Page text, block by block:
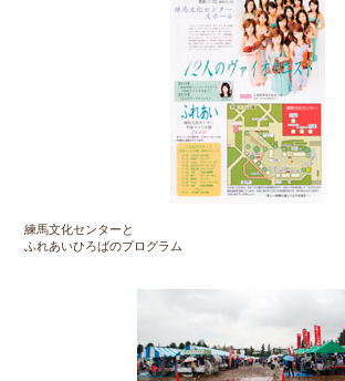
練馬文化センターと
ふれあいひろばのプログラム